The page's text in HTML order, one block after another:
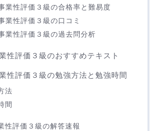
業性評価３級の合格率と難易度
業性評価３級の口コミ
業性評価３級の過去問分析
性評価３級のおすすめテキスト
性評価３級の勉強方法と勉強時間
法
間
性評価３級の解答速報